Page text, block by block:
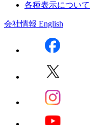
各種表示について
会社情報 English